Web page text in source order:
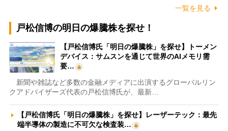
一覧を見る
戸松信博の明日の爆騰株を探せ！
【戸松信博氏「明日の爆騰株」を探せ】トーメン
デバイス：サムスンを通じて世界のAIメモリ需
要…
新聞や雑誌など多数の金融メディアに出演するグローバルリン
クアドバイザーズ代表の戸松信博氏が、最新…
【戸松信博氏「明日の爆騰株」を探せ】レーザーテック：最先
端半導体の製造に不可欠な検査装…